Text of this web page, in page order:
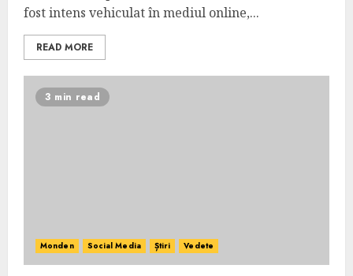
fost intens vehiculat în mediul online,...
READ MORE
3 min read
Monden Social Media Știri Vedete